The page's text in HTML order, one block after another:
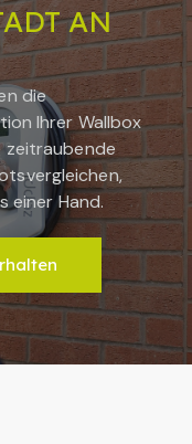
AN
die
Ihrer Wallbox
zeitraubende
einer Hand.